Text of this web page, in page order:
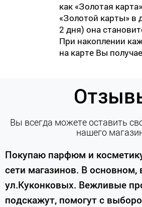
как «Золотая
«Золотой карты» в
2 дня) она
При накоплении
на карте Вы
Вы всегда можете оставить
нашего
Покупаю парфюм и
сети магазинов. В основном,
ул.Куконковых. Вежливые
подскажут, помогут с